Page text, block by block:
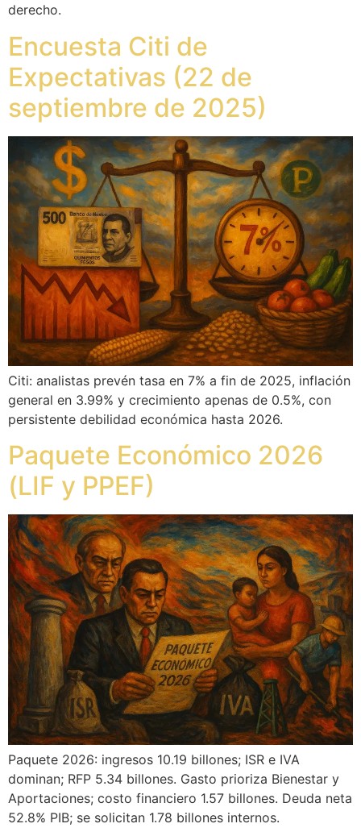
derecho.
Encuesta Citi de
Expectativas (22 de
septiembre de 2025)
Citi: analistas prevén tasa en 7% a fin de 2025, inflación
general en 3.99% y crecimiento apenas de 0.5%, con
persistente debilidad económica hasta 2026.
Paquete Económico 2026
(LIF y PPEF)
Paquete 2026: ingresos 10.19 billones; ISR e IVA
dominan; RFP 5.34 billones. Gasto prioriza Bienestar y
Aportaciones; costo financiero 1.57 billones. Deuda neta
52.8% PIB; se solicitan 1.78 billones internos.